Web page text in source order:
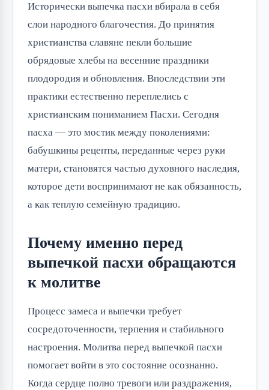
Исторически выпечка пасхи вбирала в себя
слои народного благочестия. До принятия
христианства славяне пекли большие
обрядовые хлебы на весенние праздники
плодородия и обновления. Впоследствии эти
практики естественно переплелись с
христианским пониманием Пасхи. Сегодня
пасха — это мостик между поколениями:
бабушкины рецепты, переданные через руки
матери, становятся частью духовного наследия,
которое дети воспринимают не как обязанность,
а как теплую семейную традицию.
Почему именно перед
выпечкой пасхи обращаются
к молитве
Процесс замеса и выпечки требует
сосредоточенности, терпения и стабильного
настроения. Молитва перед выпечкой пасхи
помогает войти в это состояние осознанно.
Когда сердце полно тревоги или раздражения,